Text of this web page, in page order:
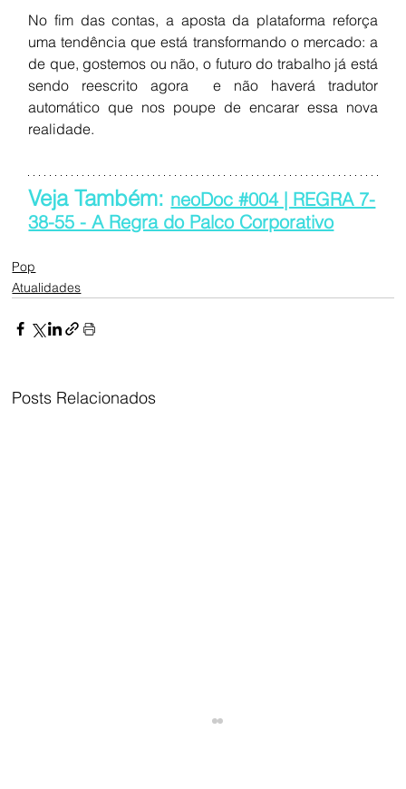
No fim das contas, a aposta da plataforma reforça
uma tendência que está transformando o mercado: a
de que, gostemos ou não, o futuro do trabalho já está
sendo reescrito agora  e não haverá tradutor
automático que nos poupe de encarar essa nova
realidade.
Veja Também: neoDoc #004 | REGRA 7-
38-55 - A Regra do Palco Corporativo
Pop
Atualidades
Posts Relacionados